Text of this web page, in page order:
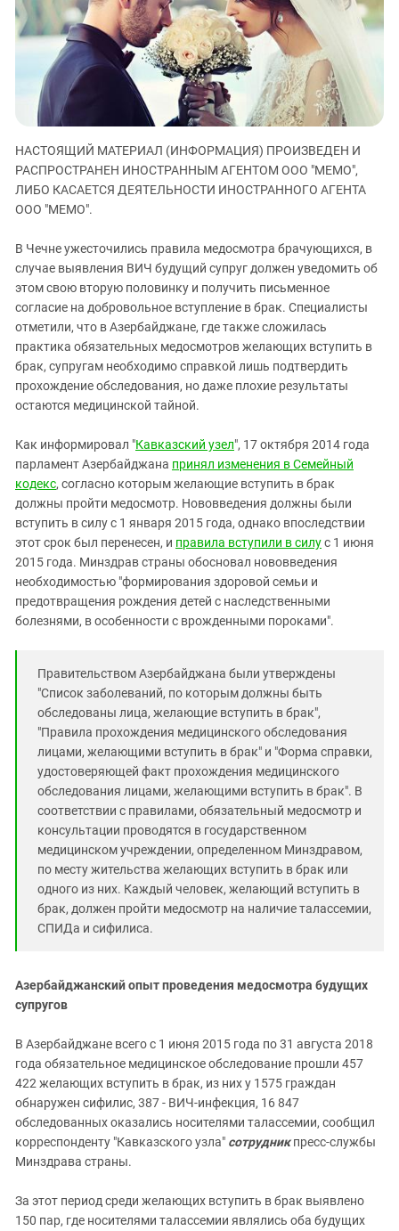
ЗАСТАВЛЯЕТ
КАВКАЗ ЗА ПАЛЕСТИНУ
ИНАКОМЫСЛИЕ В ЧЕЧНЕ
ПРЕСЛЕДОВАНИЕ АКТИВИСТОВ
МОБИЛИЗАЦИЯ И ПРОТЕСТЫ
Дагестан
Ингушетия
Кабардино-Балкария
Калмыкия
Карачаево-Черкесия
Краснодарский край
Российская Федерация
Северная Осетия - Алания
СКФО
Ставропольский край
Чечня
Южная Осетия
Южный Кавказ
НАСТОЯЩИЙ МАТЕРИАЛ (ИНФОРМАЦИЯ) ПРОИЗВЕДЕН И
РАСПРОСТРАНЕН ИНОСТРАННЫМ АГЕНТОМ ООО "МЕМО",
ЛИБО КАСАЕТСЯ ДЕЯТЕЛЬНОСТИ ИНОСТРАННОГО АГЕНТА
ООО "МЕМО".
В Чечне ужесточились правила медосмотра брачующихся, в
случае выявления ВИЧ будущий супруг должен уведомить об
этом свою вторую половинку и получить письменное
согласие на добровольное вступление в брак. Специалисты
отметили, что в Азербайджане, где также сложилась
практика обязательных медосмотров желающих вступить в
брак, супругам необходимо справкой лишь подтвердить
прохождение обследования, но даже плохие результаты
остаются медицинской тайной.
Как информировал "Кавказский узел", 17 октября 2014 года
парламент Азербайджана принял изменения в Семейный
кодекс, согласно которым желающие вступить в брак
должны пройти медосмотр. Нововведения должны были
вступить в силу с 1 января 2015 года, однако впоследствии
этот срок был перенесен, и правила вступили в силус 1 июня
2015 года. Минздрав страны обосновал нововведения
необходимостью "формирования здоровой семьи и
предотвращения рождения детей с наследственными
болезнями, в особенности с врожденными пороками".
Правительством Азербайджана были утверждены
"Список заболеваний, по которым должны быть
обследованы лица, желающие вступить в брак",
"Правила прохождения медицинского обследования
лицами, желающими вступить в брак" и "Форма справки,
удостоверяющей факт прохождения медицинского
обследования лицами, желающими вступить в брак". В
соответствии с правилами, обязательный медосмотр и
консультации проводятся в государственном
медицинском учреждении, определенном Минздравом,
по месту жительства желающих вступить в брак или
одного из них. Каждый человек, желающий вступить в
брак, должен пройти медосмотр на наличие талассемии,
СПИДа и сифилиса.
Азербайджанский опыт проведения медосмотра будущих
супругов
В Азербайджане всего с 1 июня 2015 года по 31 августа 2018
года обязательное медицинское обследование прошли 457
422 желающих вступить в брак, из них у 1575 граждан
обнаружен сифилис, 387 - ВИЧ-инфекция, 16 847
обследованных оказались носителями талассемии, сообщил
корреспонденту "Кавказского узла" сотрудник пресс-службы
Минздрава страны.
За этот период среди желающих вступить в брак выявлено
150 пар, где носителями талассемии являлись оба будущих